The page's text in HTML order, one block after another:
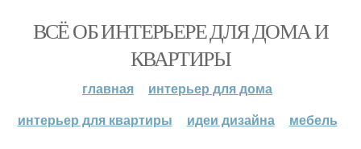
ВСЁ ОБ ИНТЕРЬЕРЕ ДЛЯ ДОМА И
КВАРТИРЫ
главная
интерьер для дома
интерьер для квартиры
идеи дизайна мебель